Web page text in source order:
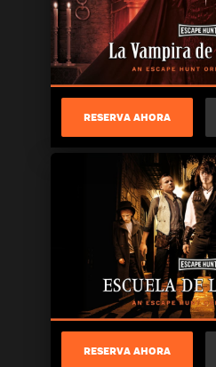
RESERVA AHORA
RESERVA AHORA